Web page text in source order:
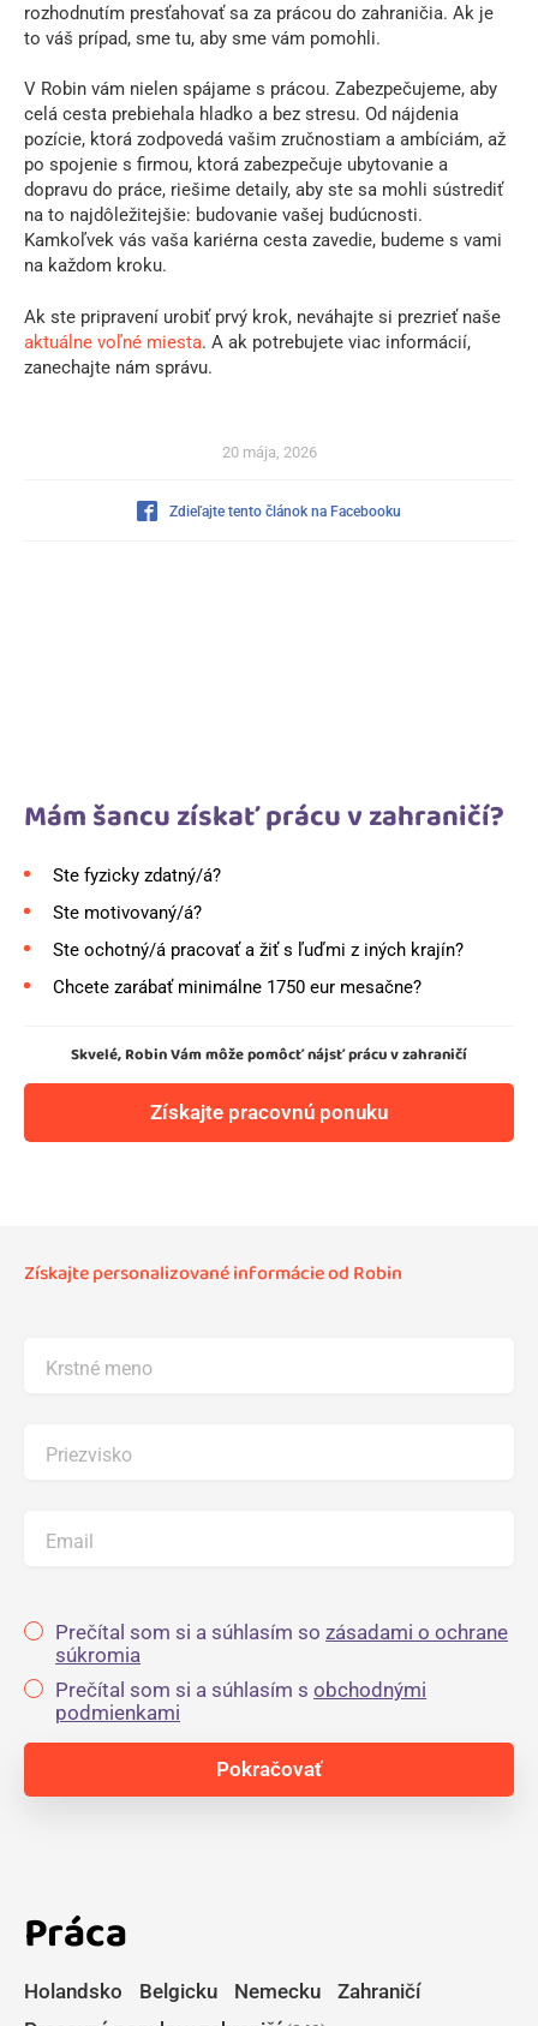
rozhodnutím presťahovať sa za prácou do zahraničia. Ak je
to váš prípad, sme tu, aby sme vám pomohli.
V Robin vám nielen spájame s prácou. Zabezpečujeme, aby
celá cesta prebiehala hladko a bez stresu. Od nájdenia
pozície, ktorá zodpovedá vašim zručnostiam a ambíciám, až
po spojenie s firmou, ktorá zabezpečuje ubytovanie a
dopravu do práce, riešime detaily, aby ste sa mohli sústrediť
na to najdôležitejšie: budovanie vašej budúcnosti.
Kamkoľvek vás vaša kariérna cesta zavedie, budeme s vami
na každom kroku.
Ak ste pripravení urobiť prvý krok, neváhajte si prezrieť naše
aktuálne voľné miesta. A ak potrebujete viac informácií,
zanechajte nám správu.
20 mája, 2026
Zdieľajte tento článok na Facebooku
Mám šancu získať prácu v zahraničí?
Ste fyzicky zdatný/á?
Ste motivovaný/á?
Ste ochotný/á pracovať a žiť s ľuďmi z iných krajín?
Chcete zarábať minimálne 1750 eur mesačne?
Skvelé, Robin Vám môže pomôcť nájsť prácu v zahraničí
Získajte pracovnú ponuku
Získajte personalizované informácie od Robin
Krstné meno
Priezvisko
Email
Prečítal som si a súhlasím so zásadami o ochrane
súkromia
Prečítal som si a súhlasím s obchodnými
podmienkami
Práca
Holandsko Belgicku Nemecku
Zahraničí